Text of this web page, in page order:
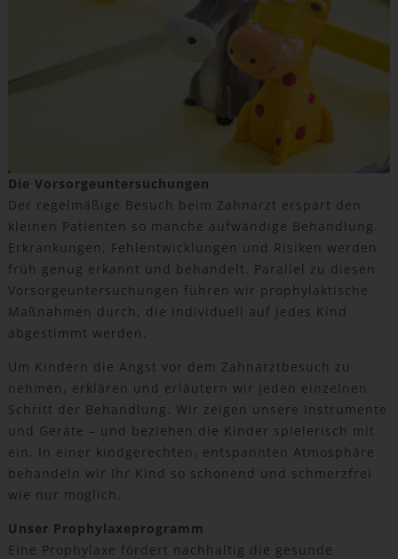
Die Vorsorgeuntersuchungen
Der regelmäßige Besuch beim Zahnarzt erspart den
kleinen Patienten so manche aufwändige Behandlung.
Erkrankungen, Fehlentwicklungen und Risiken werden
früh genug erkannt und behandelt. Parallel zu diesen
Vorsorgeuntersuchungen führen wir prophylaktische
Maßnahmen durch, die individuell auf jedes Kind
abgestimmt werden.
Um Kindern die Angst vor dem Zahnarztbesuch zu
nehmen, erklären und erläutern wir jeden einzelnen
Schritt der Behandlung. Wir zeigen unsere Instrumente
und Geräte – und beziehen die Kinder spielerisch mit
ein. In einer kindgerechten, entspannten Atmosphäre
behandeln wir Ihr Kind so schonend und schmerzfrei
wie nur möglich.
Unser Prophylaxeprogramm
Eine Prophylaxe fördert nachhaltig die gesunde